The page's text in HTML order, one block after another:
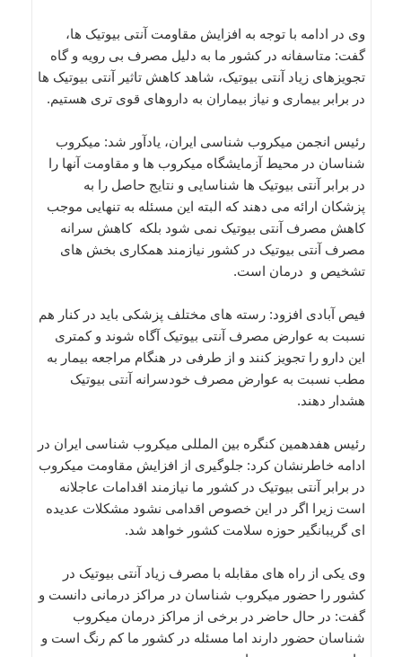
وی در ادامه با توجه به افزایش مقاومت آنتی بیوتیک ها،
گفت: متاسفانه در کشور ما به دلیل مصرف بی رویه و گاه
تجویزهای زیاد آنتی بیوتیک، شاهد کاهش تاثیر آنتی بیوتیک ها
در برابر بیماری و نیاز بیماران به داروهای قوی تری هستیم.
رئیس انجمن میکروب شناسی ایران، یادآور شد: میکروب
شناسان در محیط آزمایشگاه میکروب ها و مقاومت آنها را
در برابر آنتی بیوتیک ها شناسایی و نتایج حاصل را به
پزشکان ارائه می دهند که البته این مسئله به تنهایی موجب
کاهش مصرف آنتی بیوتیک نمی شود بلکه کاهش سرانه
مصرف آنتی بیوتیک در کشور نیازمند همکاری بخش های
تشخیص و درمان است.
فیص آبادی افزود: رسته های مختلف پزشکی باید در کنار هم
نسبت به عوارض مصرف آنتی بیوتیک آگاه شوند و کمتری
این دارو را تجویز کنند و از طرفی در هنگام مراجعه بیمار به
مطب نسبت به عوارض مصرف خودسرانه آنتی بیوتیک
هشدار دهند.
رئیس هفدهمین کنگره بین المللی میکروب شناسی ایران در
ادامه خاطرنشان کرد: جلوگیری از افزایش مقاومت میکروب
در برابر آنتی بیوتیک در کشور ما نیازمند اقدامات عاجلانه
است زیرا اگر در این خصوص اقدامی نشود مشکلات عدیده
ای گریبانگیر حوزه سلامت کشور خواهد شد.
وی یکی از راه های مقابله با مصرف زیاد آنتی بیوتیک در
کشور را حضور میکروب شناسان در مراکز درمانی دانست و
گفت: در حال حاضر در برخی از مراکز درمان میکروب
شناسان حضور دارند اما مسئله در کشور ما کم رنگ است و